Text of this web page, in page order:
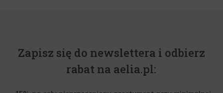
Zapisz się do newslettera i odbierz
rabat na aelia.pl: